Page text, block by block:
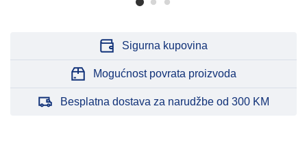
Sigurna kupovina
Mogućnost povrata proizvoda
Besplatna dostava za narudžbe od 300 KM